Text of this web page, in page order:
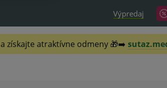
Výpredaj
a získajte atraktívne odmeny 🎁➡️